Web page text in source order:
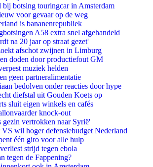
bij botsing touringcar in Amsterdam
voor gevaar op de weg
is bananenrepubliek
A58 extra snel afgehandeld
na 20 jaar op straat gezet'
afschot zwijnen in Limburg
doden door productiefout GM
muziek helden
geen partneralimentatie
bedolven onder reacties door hype
diefstal uit Gouden Koets op
sluit eigen winkels en cafés
knock-out
gezin vertrokken naar Syrië'
VS wil hoger defensiebudget Nederland
één giro voor alle hulp
strijd tegen ebola
tegen de Fappening?